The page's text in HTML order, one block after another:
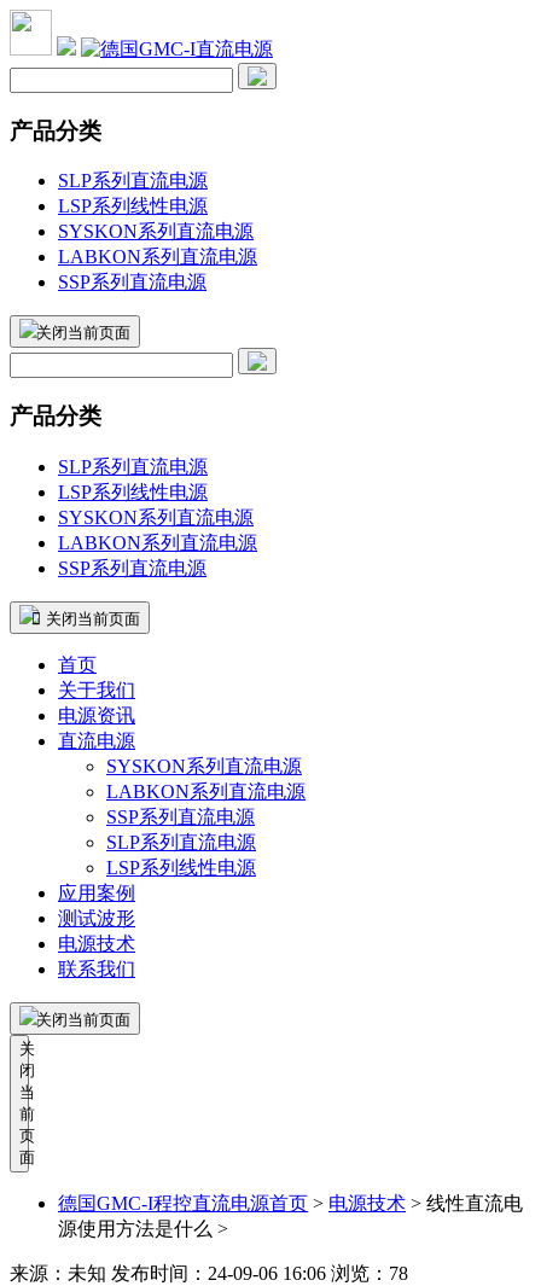
产品分类
SLP系列直流电源
LSP系列线性电源
SYSKON系列直流电源
LABKON系列直流电源
SSP系列直流电源
关闭当前页面
产品分类
SLP系列直流电源
LSP系列线性电源
SYSKON系列直流电源
LABKON系列直流电源
SSP系列直流电源
 关闭当前页面
首页
关于我们
电源资讯
直流电源
SYSKON系列直流电源
LABKON系列直流电源
SSP系列直流电源
SLP系列直流电源
LSP系列线性电源
应用案例
测试波形
电源技术
联系我们
关闭当前页面
关
闭
当
前
页
面
德国GMC-I程控直流电源首页 > 电源技术 > 线性直流电
源使用方法是什么 >
来源：未知 发布时间：24-09-06 16:06 浏览：78